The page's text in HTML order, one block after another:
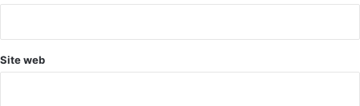
Site web